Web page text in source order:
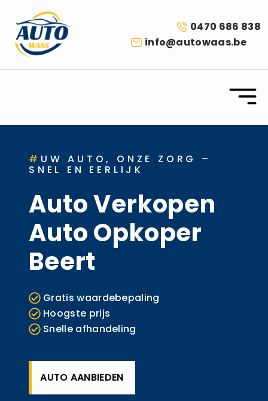
0470 686 838
info@autowaas.be
# UW AUTO, ONZE ZORG –
SNEL EN EERLIJK
Auto Verkopen
Auto Opkoper
Beert
Gratis waardebepaling
Hoogste prijs
Snelle afhandeling
AUTO AANBIEDEN